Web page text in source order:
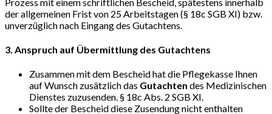
der allgemeinen Frist von 25 Arbeitstagen (§ 18c SGB XI) bzw.
unverzüglich nach Eingang des Gutachtens.
3. Anspruch auf Übermittlung des Gutachtens
Zusammen mit dem Bescheid hat die Pflegekasse Ihnen
auf Wunsch zusätzlich das Gutachten des Medizinischen
Dienstes zuzusenden. § 18c Abs. 2 SGB XI.
Sollte der Bescheid diese Zusendung nicht enthalten